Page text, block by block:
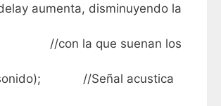
aumenta, disminuyendo la
que suenan los
//Señal acustica